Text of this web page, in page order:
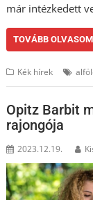
már intézkedett
TOVÁBB OLVASOM
Kék hírek
Opitz Barbit
rajongója
2023.12.19.